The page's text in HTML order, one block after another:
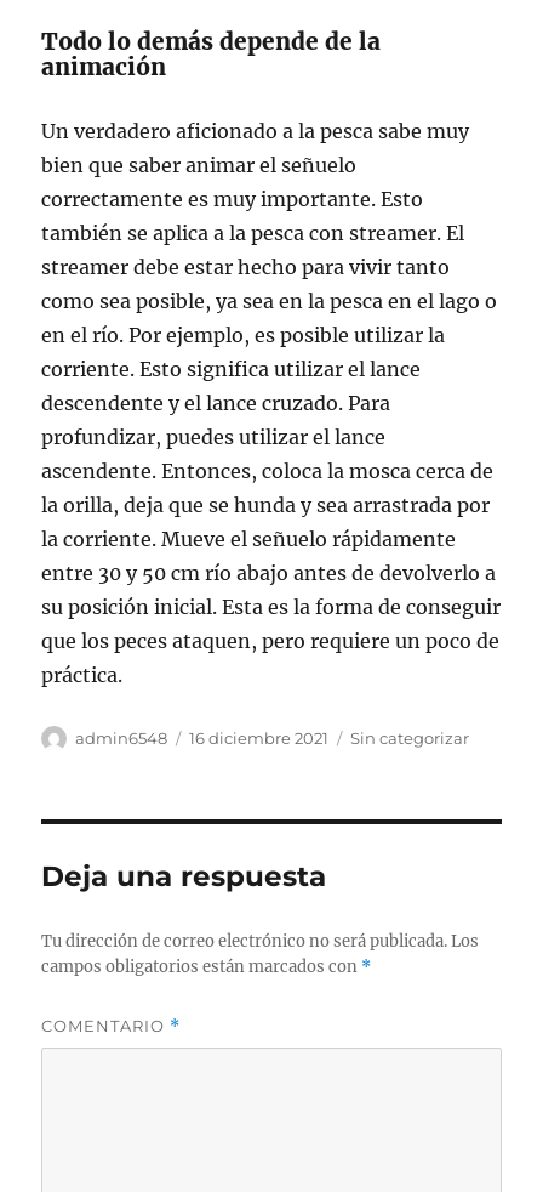
Todo lo demás depende de la
animación
Un verdadero aficionado a la pesca sabe muy
bien que saber animar el señuelo
correctamente es muy importante. Esto
también se aplica a la pesca con streamer. El
streamer debe estar hecho para vivir tanto
como sea posible, ya sea en la pesca en el lago o
en el río. Por ejemplo, es posible utilizar la
corriente. Esto significa utilizar el lance
descendente y el lance cruzado. Para
profundizar, puedes utilizar el lance
ascendente. Entonces, coloca la mosca cerca de
la orilla, deja que se hunda y sea arrastrada por
la corriente. Mueve el señuelo rápidamente
entre 30 y 50 cm río abajo antes de devolverlo a
su posición inicial. Esta es la forma de conseguir
que los peces ataquen, pero requiere un poco de
práctica.
Autor
admin6548
Publicado
16 diciembre 2021 Categorías
Sin categorizar
Deja una respuesta
Tu dirección de correo electrónico no será publicada. Los
campos obligatorios están marcados con *
COMENTARIO *